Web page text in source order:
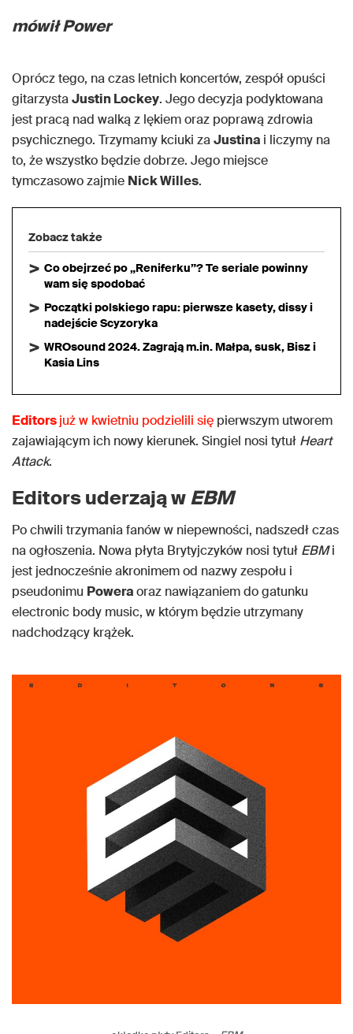
mówił Power
Oprócz tego, na czas letnich koncertów, zespół opuści
gitarzystaJustin Lockey. Jego decyzja podyktowana
jest pracą nad walką z lękiem oraz poprawą zdrowia
psychicznego. Trzymamy kciuki zaJustina i liczymy na
to, że wszystko będzie dobrze. Jego miejsce
tymczasowo zajmie Nick Willes.
Zobacz także
Co obejrzeć po „Reniferku”? Te seriale powinny
wam się spodobać
Początki polskiego rapu: pierwsze kasety, dissy i
nadejście Scyzoryka
WROsound 2024. Zagrają m.in. Małpa, susk, Bisz i
Kasia Lins
Editorsjuż w kwietniu podzielili się pierwszym utworem
zajawiającym ich nowy kierunek. Singiel nosi tytuł Heart
Attack.
Editors uderzają wEBM
Po chwili trzymania fanów w niepewności, nadszedł czas
na ogłoszenia. Nowa płyta Brytyjczyków nosi tytuł EBMi
jest jednocześnie akronimem od nazwy zespołu i
pseudonimu Poweraoraz nawiązaniem do gatunku
electronic body music, w którym będzie utrzymany
nadchodzący krążek.